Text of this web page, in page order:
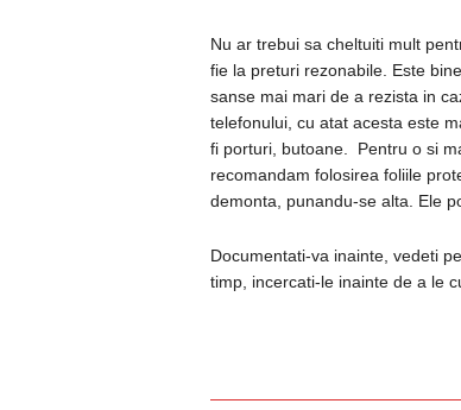
Nu ar trebui sa cheltuiti mult
fie la preturi rezonabile. Este
sanse mai mari de a rezista in
telefonului, cu atat acesta este
fi porturi, butoane. Pentru o si
recomandam folosirea foliile
demonta, punandu-se alta. Ele
Documentati-va inainte, vedeti
timp, incercati-le inainte de a le